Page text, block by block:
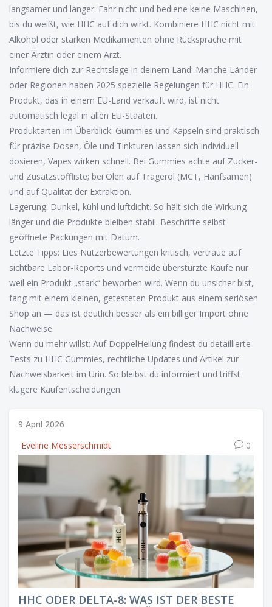
langsamer und länger. Fahr nicht und bediene keine Maschinen,
bis du weißt, wie HHC auf dich wirkt. Kombiniere HHC nicht mit
Alkohol oder starken Medikamenten ohne Rücksprache mit
einer Ärztin oder einem Arzt.
Informiere dich zur Rechtslage in deinem Land: Manche Länder
oder Regionen haben 2025 spezielle Regelungen für HHC. Ein
Produkt, das in einem EU-Land verkauft wird, ist nicht
automatisch legal in allen EU-Staaten.
Produktarten im Überblick: Gummies und Kapseln sind praktisch
für präzise Dosen, Öle und Tinkturen lassen sich individuell
dosieren, Vapes wirken schnell. Bei Gummies achte auf Zucker-
und Zusatzstoffliste; bei Ölen auf Trägeröl (MCT, Hanfsamen)
und auf Qualität der Extraktion.
Lagerung: Dunkel, kühl und luftdicht. So hält sich die Wirkung
länger und die Produkte bleiben stabil. Beschrifte selbst
geöffnete Packungen mit Datum.
Letzte Tipps: Lies Nutzerbewertungen kritisch, vertraue auf
sichtbare Labor-Reports und vermeide überstürzte Käufe nur
weil ein Produkt „stark“ beworben wird. Wenn du unsicher bist,
fang mit einem kleinen, getesteten Produkt aus einem seriösen
Shop an — das ist deutlich besser als ein billiger Import ohne
Nachweise.
Wenn du mehr willst: Auf DoppelHeilung findest du detaillierte
Tests zu HHC Gummies, rechtliche Updates und Artikel zur
Nachweisbarkeit im Urin. So bleibst du informiert und triffst
klügere Kaufentscheidungen.
9 April 2026
Eveline Messerschmidt
0
HHC ODER DELTA-8: WAS IST DER BESTE